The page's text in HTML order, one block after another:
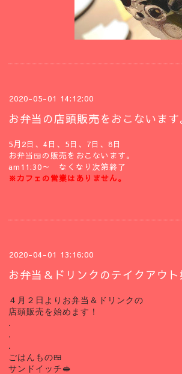
2020-05-01 14:12:00
お弁当の店頭販売をおこないます
5月2日、4日、5日、7日、8日
お弁当🍱の販売をおこないます。
am11:30～ なくなり次第終了
※カフェの営業はありません。
2020-04-01 13:16:00
お弁当＆ドリンクのテイクアウト
４月２日より お弁当＆ドリンクの
店頭販売を始めます！
.
.
.
ごはんもの🍱
サンドイッチ🥪